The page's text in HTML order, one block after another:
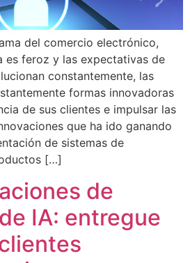
del comercio electrónico,
es feroz y las expectativas de
constantemente, las
formas innovadoras
de sus clientes e impulsar las
que ha ido ganando
de sistemas de
[…]
de
IA: entregue